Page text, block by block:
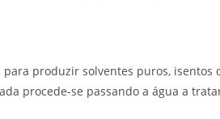
produzir solventes puros, isentos
procede-se passando a água a